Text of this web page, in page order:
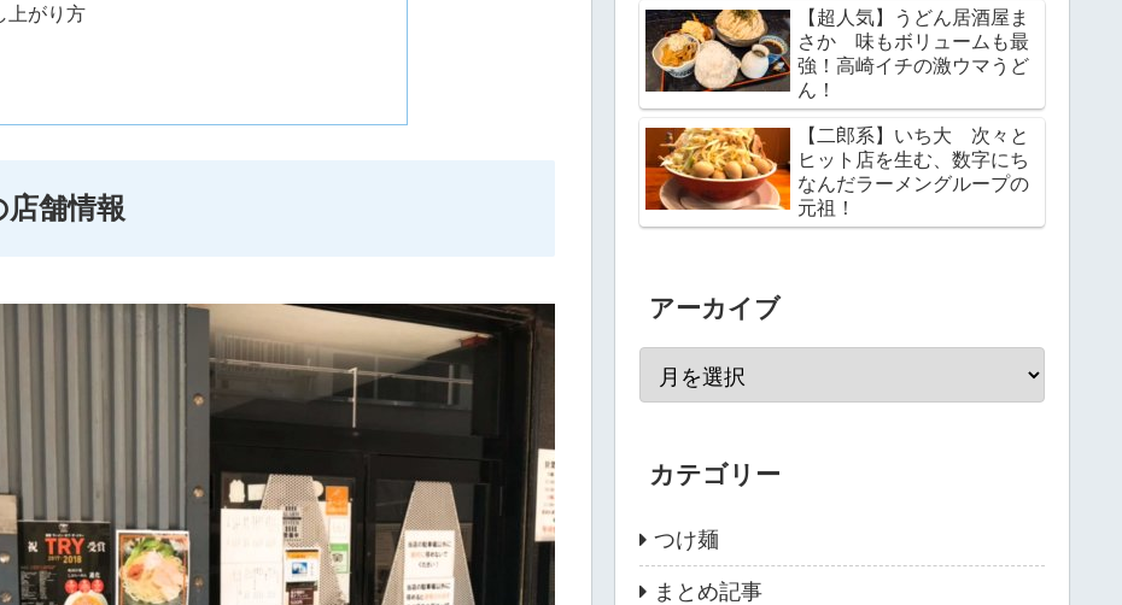
上がり方
舗情報
【超人気】うどん居酒屋ま
さか 味もボリュームも最
強！高崎イチの激ウマうど
ん！
【二郎系】いち大 次々と
ヒット店を生む、数字にち
なんだラーメングループの
元祖！
アーカイブ
カテゴリー
つけ麺
まとめ記事